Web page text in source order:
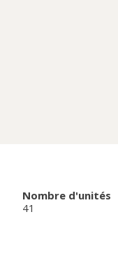
Nombre d'unités
41